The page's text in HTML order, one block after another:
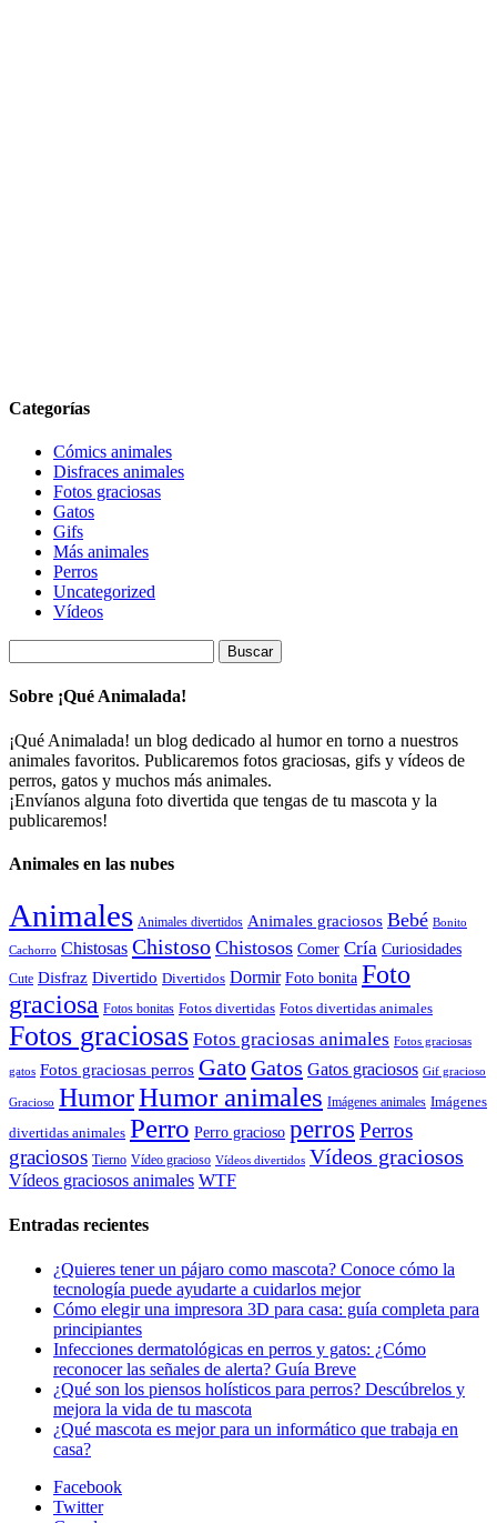
Categorías
Cómics animales
Disfraces animales
Fotos graciosas
Gatos
Gifs
Más animales
Perros
Uncategorized
Vídeos
Sobre ¡Qué Animalada!
¡Qué Animalada! un blog dedicado al humor en torno a nuestros
animales favoritos. Publicaremos fotos graciosas, gifs y vídeos de
perros, gatos y muchos más animales.
¡Envíanos alguna foto divertida que tengas de tu mascota y la
publicaremos!
Animales en las nubes
Animales Animales divertidos Animales graciosos Bebé Bonito
Cachorro Chistosas Chistoso Chistosos Comer Cría Curiosidades
Cute Disfraz Divertido Divertidos Dormir Foto bonita Foto
graciosa Fotos bonitas Fotos divertidas Fotos divertidas animales
Fotos graciosas Fotos graciosas animales Fotos graciosas
gatos Fotos graciosas perros GatoGatos Gatos graciosos Gif gracioso
Gracioso HumorHumor animales Imágenes animales Imágenes
divertidas animales Perro Perro gracioso perros Perros
graciosos Tierno Vídeo gracioso Vídeos divertidos Vídeos graciosos
Vídeos graciosos animales WTF
Entradas recientes
¿Quieres tener un pájaro como mascota? Conoce cómo la
tecnología puede ayudarte a cuidarlos mejor
Cómo elegir una impresora 3D para casa: guía completa para
principiantes
Infecciones dermatológicas en perros y gatos: ¿Cómo
reconocer las señales de alerta? Guía Breve
¿Qué son los piensos holísticos para perros? Descúbrelos y
mejora la vida de tu mascota
¿Qué mascota es mejor para un informático que trabaja en
casa?
Facebook
Twitter